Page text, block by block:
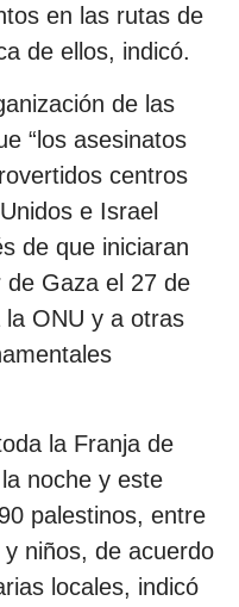
en las rutas de
de ellos, indicó.
de las
“los asesinatos
centros
e Israel
de que iniciaran
Gaza el 27 de
ONU y a otras
la Franja de
noche y este
palestinos, entre
niños, de acuerdo
locales, indicó